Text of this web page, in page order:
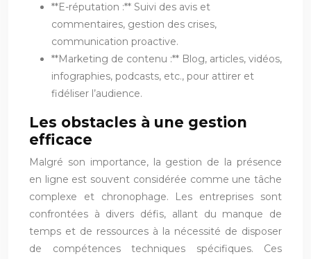
**E-réputation :** Suivi des avis et
commentaires, gestion des crises,
communication proactive.
**Marketing de contenu :** Blog, articles, vidéos,
infographies, podcasts, etc., pour attirer et
fidéliser l’audience.
Les obstacles à une gestion
efficace
Malgré son importance, la gestion de la présence
en ligne est souvent considérée comme une tâche
complexe et chronophage. Les entreprises sont
confrontées à divers défis, allant du manque de
temps et de ressources à la nécessité de disposer
de compétences techniques spécifiques. Ces